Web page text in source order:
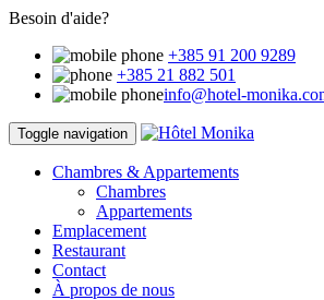
Besoin d'aide?
+385 91 200 9289
+385 21 882 501
info@hotel-
Toggle navigation
Chambres & Appartements
Chambres
Appartements
Emplacement
Restaurant
Contact
À propos de nous